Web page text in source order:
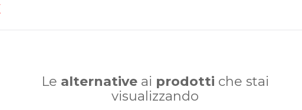
Le alternativeai prodotti che stai
visualizzando